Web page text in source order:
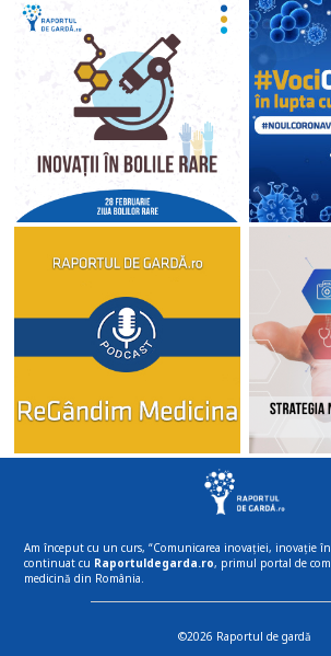
Am început cu un curs, “Comunicarea inovației, inovație în
continuat cu Raportuldegarda.ro, primul portal de
medicină din România.
©2026 Raportul de gardă